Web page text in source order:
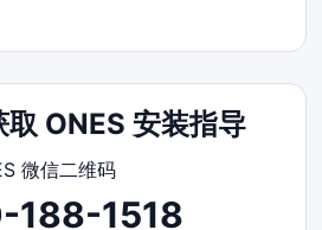
ONES 安装指导
188-1518